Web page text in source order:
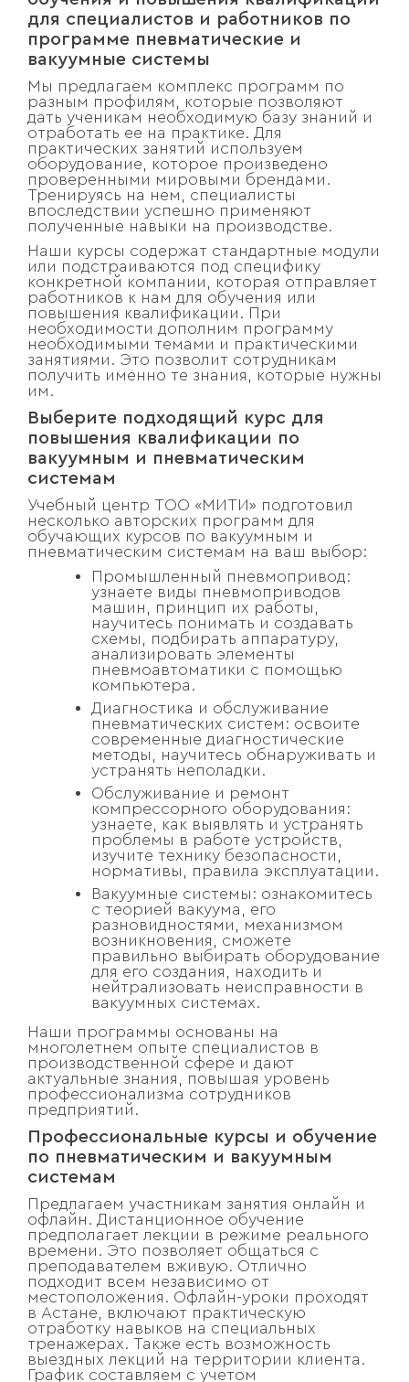
для специалистов и работников по
программе пневматические и
вакуумные системы
Мы предлагаем комплекс программ по
разным профилям, которые позволяют
дать ученикам необходимую базу знаний и
отработать ее на практике. Для
практических занятий используем
оборудование, которое произведено
проверенными мировыми брендами.
Тренируясь на нем, специалисты
впоследствии успешно применяют
полученные навыки на производстве.
Наши курсы содержат стандартные модули
или подстраиваются под специфику
конкретной компании, которая отправляет
работников к нам для обучения или
повышения квалификации. При
необходимости дополним программу
необходимыми темами и практическими
занятиями. Это позволит сотрудникам
получить именно те знания, которые нужны
им.
Выберите подходящий курс для
повышения квалификации по
вакуумным и пневматическим
системам
Учебный центр ТОО «МИТИ» подготовил
несколько авторских программ для
обучающих курсов по вакуумным и
пневматическим системам на ваш выбор:
Промышленный пневмопривод:
узнаете виды пневмоприводов
машин, принцип их работы,
научитесь понимать и создавать
схемы, подбирать аппаратуру,
анализировать элементы
пневмоавтоматики с помощью
компьютера.
Диагностика и обслуживание
пневматических систем: освоите
современные диагностические
методы, научитесь обнаруживать и
устранять неполадки.
Обслуживание и ремонт
компрессорного оборудования:
узнаете, как выявлять и устранять
проблемы в работе устройств,
изучите технику безопасности,
нормативы, правила эксплуатации.
Вакуумные системы: ознакомитесь
с теорией вакуума, его
разновидностями, механизмом
возникновения, сможете
правильно выбирать оборудование
для его создания, находить и
нейтрализовать неисправности в
вакуумных системах.
Наши программы основаны на
многолетнем опыте специалистов в
производственной сфере и дают
актуальные знания, повышая уровень
профессионализма сотрудников
предприятий.
Профессиональные курсы и обучение
по пневматическим и вакуумным
системам
Предлагаем участникам занятия онлайн и
офлайн. Дистанционное обучение
предполагает лекции в режиме реального
времени. Это позволяет общаться с
преподавателем вживую. Отлично
подходит всем независимо от
местоположения. Офлайн-уроки проходят
в Астане, включают практическую
отработку навыков на специальных
тренажерах. Также есть возможность
выездных лекций на территории клиента.
График составляем с учетом